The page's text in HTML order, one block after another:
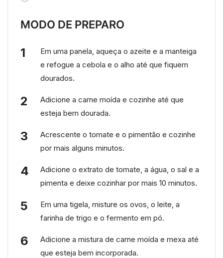
MODO DE PREPARO
Em uma panela, aqueça o azeite e a manteiga
e refogue a cebola e o alho até que fiquem
dourados.
Adicione a carne moída e cozinhe até que
esteja bem dourada.
Acrescente o tomate e o pimentão e cozinhe
por mais alguns minutos.
Adicione o extrato de tomate, a água, o sal e a
pimenta e deixe cozinhar por mais 10 minutos.
Em uma tigela, misture os ovos, o leite, a
farinha de trigo e o fermento em pó.
Adicione a mistura de carne moída e mexa até
que esteja bem incorporada.